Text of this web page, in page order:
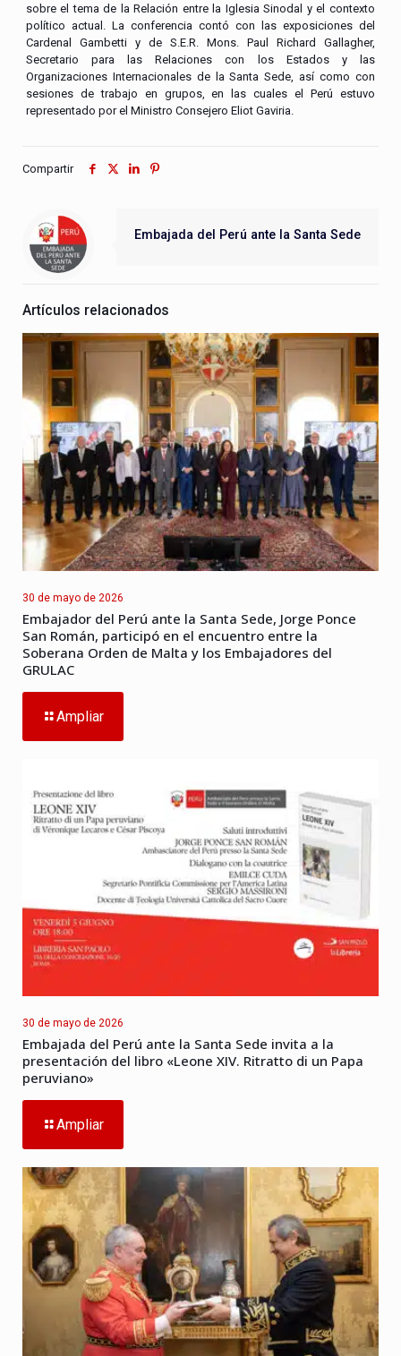
sobre el tema de la Relación entre la Iglesia Sinodal y el contexto
político actual. La conferencia contó con las exposiciones del
Cardenal Gambetti y de S.E.R. Mons. Paul Richard Gallagher,
Secretario para las Relaciones con los Estados y las
Organizaciones Internacionales de la Santa Sede, así como con
sesiones de trabajo en grupos, en las cuales el Perú estuvo
representado por el Ministro Consejero Eliot Gaviria.
Compartir
Embajada del Perú ante la Santa Sede
Artículos relacionados
30 de mayo de 2026
Embajador del Perú ante la Santa Sede, Jorge Ponce
San Román, participó en el encuentro entre la
Soberana Orden de Malta y los Embajadores del
GRULAC
Ampliar
30 de mayo de 2026
Embajada del Perú ante la Santa Sede invita a la
presentación del libro «Leone XIV. Ritratto di un Papa
peruviano»
Ampliar